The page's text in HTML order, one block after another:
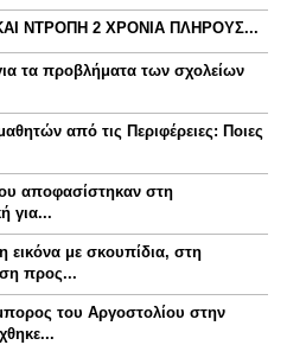
ΝΤΡΟΠΗ 2 ΧΡΟΝΙΑ ΠΛΗΡΟΥΣ...
τα προβλήματα των σχολείων
από τις Περιφέρειες: Ποιες
αποφασίστηκαν στη
για...
εικόνα με σκουπίδια, στη
προς...
του Αργοστολίου στην